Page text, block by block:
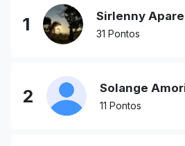
1 Sirlenny
31 Pontos
2 Solange
11 Pontos